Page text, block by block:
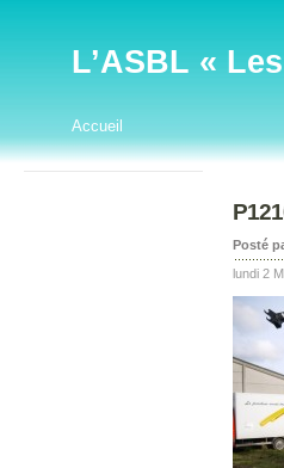
L’ASBL «
Accueil
Posté
lundi 2